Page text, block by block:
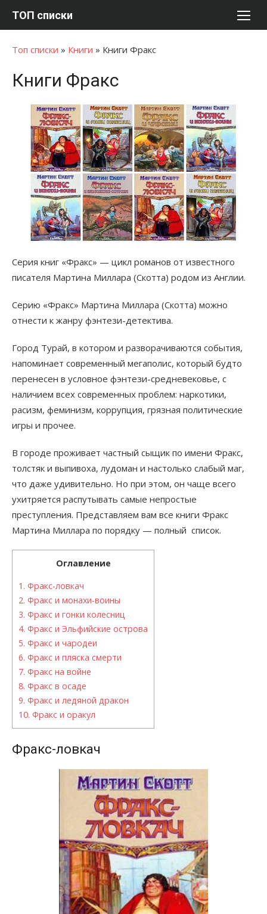
ТОП списки
Топ списки » Книги » Книги Фракс
Книги Фракс
Серия книг «Фракс» — цикл романов от известного
писателя Мартина Миллара (Скотта) родом из Англии.
Серию «Фракс» Мартина Миллара (Скотта) можно
отнести к жанру фэнтези-детектива.
Город Турай, в котором и разворачиваются события,
напоминает современный мегаполис, который будто
перенесен в условное фэнтези-средневековье, с
наличием всех современных проблем: наркотики,
расизм, феминизм, коррупция, грязная политические
игры и прочее.
В городе проживает частный сыщик по имени Фракс,
толстяк и выпивоха, лудоман и настолько слабый маг,
что даже удивительно. Но при этом, он чаще всего
ухитряется распутывать самые непростые
преступления. Представляем вам все книги Фракс
Мартина Миллара по порядку — полный список.
Оглавление
1. Фракс-ловкач
2. Фракс и монахи-воины
3. Фракс и гонки колесниц
4. Фракс и Эльфийские острова
5. Фракс и чародеи
6. Фракс и пляска смерти
7. Фракс на войне
8. Фракс в осаде
9. Фракс и ледяной дракон
10. Фракс и оракул
Фракс-ловкач